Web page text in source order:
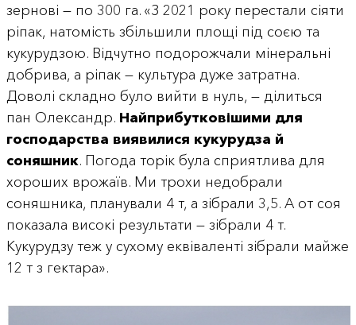
зернові — по 300 га. «З 2021 року перестали сіяти
ріпак, натомість збільшили площі під соєю та
кукурудзою. Відчутно подорожчали мінеральні
добрива, а ріпак — культура дуже затратна.
Доволі складно було вийти в нуль, — ділиться
пан Олександр. Найприбутковішими для
господарства виявилися кукурудза й
соняшник. Погода торік була сприятлива для
хороших врожаїв. Ми трохи недобрали
соняшника, планували 4 т, а зібрали 3,5. А от соя
показала високі результати — зібрали 4 т.
Кукурудзу теж у сухому еквіваленті зібрали майже
12 т з гектара».